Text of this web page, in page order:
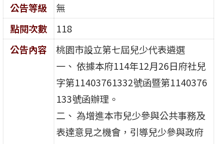
公告等級
無
點閱次數
118
公告內容
桃園市設立第七屆兒少代表遴選
一、 依據本府114年12月26日府社兒
字第11403761332號函暨第1140376
133號函辦理。
二、 為增進本市兒少參與公共事務及
表達意見之機會，引導兒少參與政府